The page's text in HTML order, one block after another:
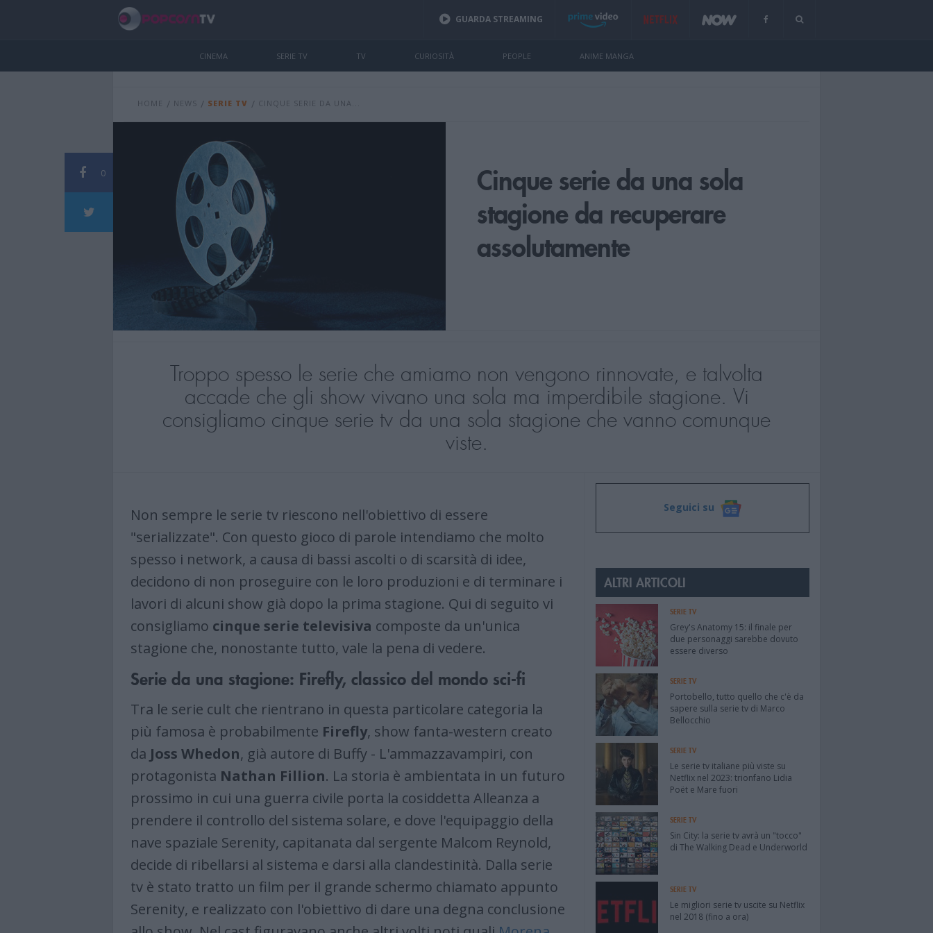
GUARDA STREAMING
CINEMA SERIE TV TV CURIOSITÀ PEOPLE ANIME MANGA
HOME / NEWS / SERIE TV / CINQUE SERIE DA UNA...
Cinque serie da una sola
stagione da recuperare
assolutamente
Troppo spesso le serie che amiamo non vengono rinnovate, e talvolta
accade che gli show vivano una sola ma imperdibile stagione. Vi
consigliamo cinque serie tv da una sola stagione che vanno comunque
viste.
0
Non sempre le serie tv riescono nell'obiettivo di essere
"serializzate". Con questo gioco di parole intendiamo che molto
spesso i network, a causa di bassi ascolti o di scarsità di idee,
decidono di non proseguire con le loro produzioni e di terminare i
lavori di alcuni show già dopo la prima stagione. Qui di seguito vi
consigliamo cinque serie televisiva composte da un'unica
stagione che, nonostante tutto, vale la pena di vedere.
Serie da una stagione: Firefly, classico del mondo sci-fi
Tra le serie cult che rientrano in questa particolare categoria la
più famosa è probabilmente Firefly, show fanta-western creato
da Joss Whedon, già autore di Buffy - L'ammazzavampiri, con
protagonista Nathan Fillion. La storia è ambientata in un futuro
prossimo in cui una guerra civile porta la cosiddetta Alleanza a
prendere il controllo del sistema solare, e dove l'equipaggio della
nave spaziale Serenity, capitanata dal sergente Malcom Reynold,
decide di ribellarsi al sistema e darsi alla clandestinità. Dalla serie
tv è stato tratto un film per il grande schermo chiamato appunto
Serenity, e realizzato con l'obiettivo di dare una degna conclusione
Seguici su
ALTRI ARTICOLI
SERIE TV
Grey's Anatomy 15: il finale per
due personaggi sarebbe dovuto
essere diverso
SERIE TV
Portobello, tutto quello che c'è da
sapere sulla serie tv di Marco
Bellocchio
SERIE TV
Le serie tv italiane più viste su
Netflix nel 2023: trionfano Lidia
Poët e Mare fuori
SERIE TV
Sin City: la serie tv avrà un "tocco"
di The Walking Dead e Underworld
SERIE TV
Le migliori serie tv uscite su Netflix
nel 2018 (fino a ora)